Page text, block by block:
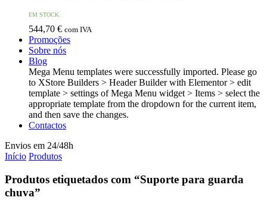
EM STOCK
544,70 € com IVA
Promoções
Sobre nós
Blog
Mega Menu templates were successfully imported. Please go
to XStore Builders > Header Builder with Elementor > edit
template > settings of Mega Menu widget > Items > select the
appropriate template from the dropdown for the current item,
and then save the changes.
Contactos
Envios em 24/48h
Início Produtos
Produtos etiquetados com “Suporte para guarda
chuva”